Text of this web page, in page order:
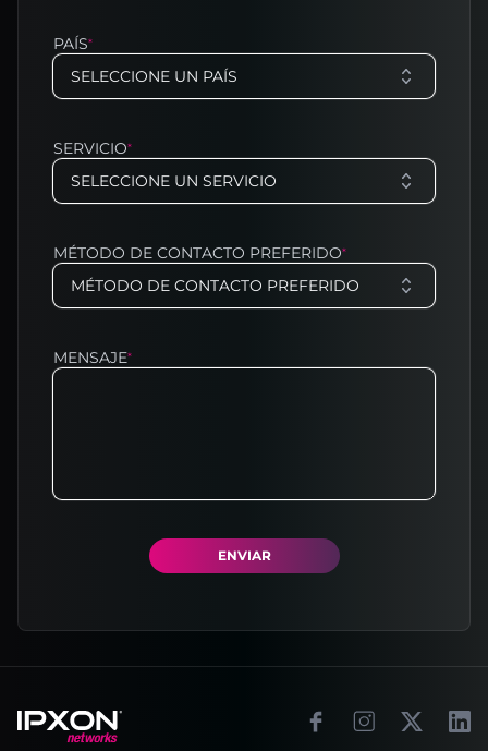
PAÍS*
SELECCIONE UN PAÍS
SERVICIO*
SELECCIONE UN SERVICIO
MÉTODO DE CONTACTO PREFERIDO*
MÉTODO DE CONTACTO PREFERIDO
MENSAJE*
ENVIAR
Footer FacebookInstagram
X